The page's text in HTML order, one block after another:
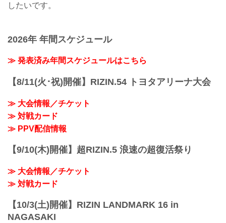
したいです。
2026年 年間スケジュール
≫ 発表済み年間スケジュールはこちら
【8/11(火･祝)開催】RIZIN.54 トヨタアリーナ大会
≫ 大会情報／チケット
≫ 対戦カード
≫ PPV配信情報
【9/10(木)開催】超RIZIN.5 浪速の超復活祭り
≫ 大会情報／チケット
≫ 対戦カード
【10/3(土)開催】RIZIN LANDMARK 16 in
NAGASAKI